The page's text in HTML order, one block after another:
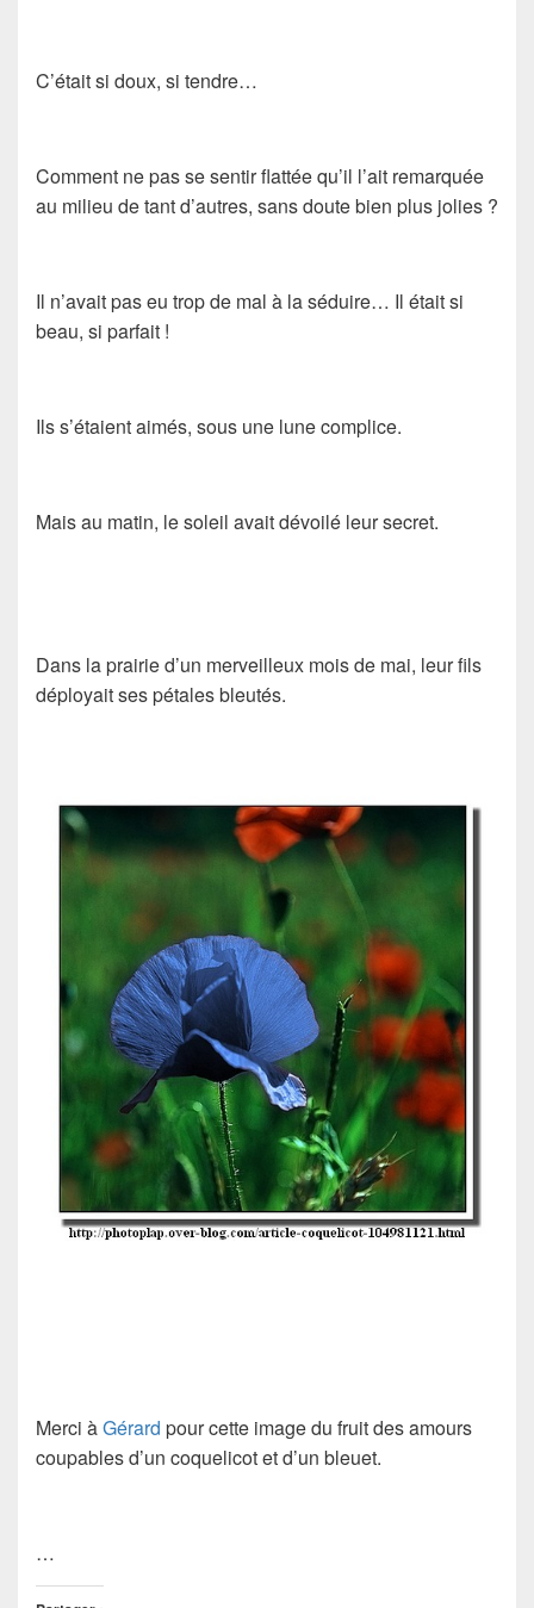
C’était si doux, si tendre…
Comment ne pas se sentir flattée qu’il l’ait remarquée
au milieu de tant d’autres, sans doute bien plus jolies ?
Il n’avait pas eu trop de mal à la séduire… Il était si
beau, si parfait !
Ils s’étaient aimés, sous une lune complice.
Mais au matin, le soleil avait dévoilé leur secret.
Dans la prairie d’un merveilleux mois de mai, leur fils
déployait ses pétales bleutés.
Merci àGérard pour cette image du fruit des amours
coupables d’un coquelicot et d’un bleuet.
…